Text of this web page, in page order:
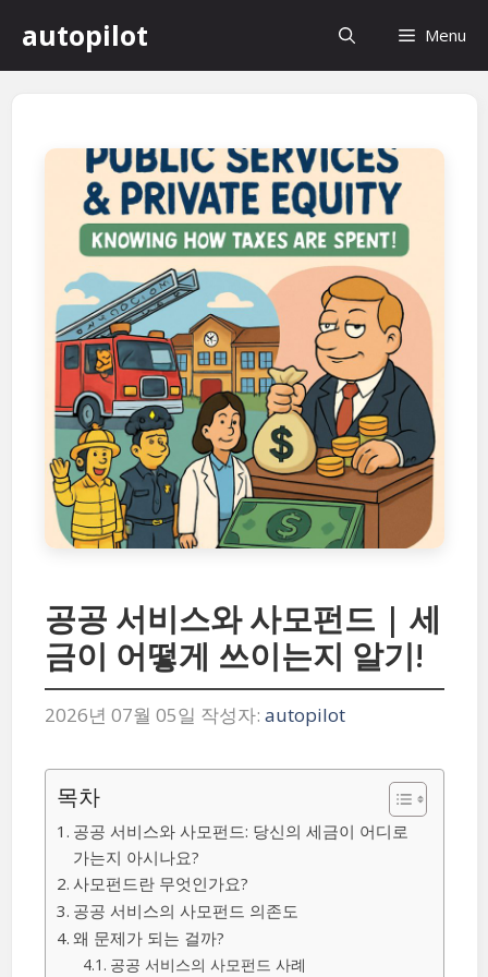
츠
autopilot Menu
공공 서비스와 사모펀드 | 세
금이 어떻게 쓰이는지 알기!
2026년 07월 05일 작성자: autopilot
목차
공공 서비스와 사모펀드: 당신의 세금이 어디로
가는지 아시나요?
사모펀드란 무엇인가요?
공공 서비스의 사모펀드 의존도
왜 문제가 되는 걸까?
공공 서비스의 사모펀드 사례